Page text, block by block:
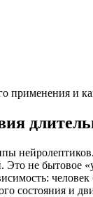
применения и
не бытовое
состояния и